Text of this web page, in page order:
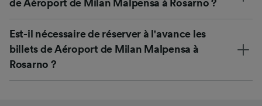
de Aéroport de Milan Malpensa à Rosarno ?
Est-il nécessaire de réserver à l'avance les
billets de Aéroport de Milan Malpensa à
Rosarno ?